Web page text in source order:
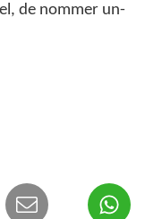
de nommer un-